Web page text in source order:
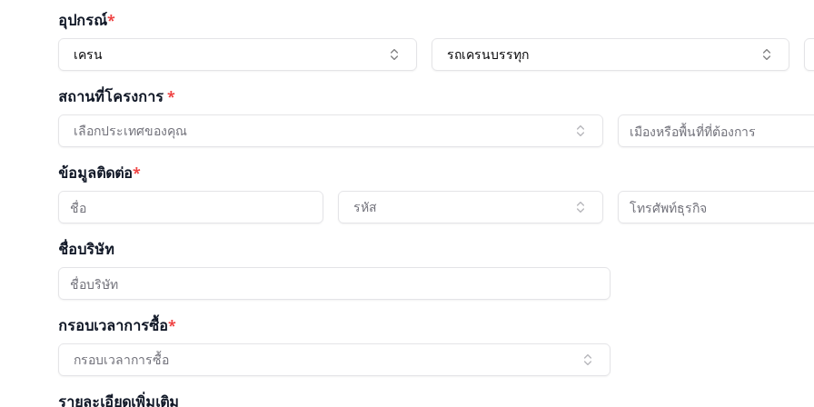
อุปกรณ์*
เครน รถเครนบรรทุก
สถานที่โครงการ*
เลือกประเทศของคุณ
ข้อมูลติดต่อ*
รหัส
ชื่อบริษัท
กรอบเวลาการซื้อ*
กรอบเวลาการซื้อ
รายละเอียดเพิ่มเติม